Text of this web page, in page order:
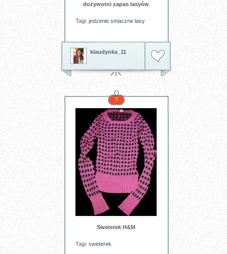
dożywotni zapas lasyów
Tagi: jedzenie smaczne lasy
klaudynka_11
5
Sweterek H&M
Tagi: sweterek